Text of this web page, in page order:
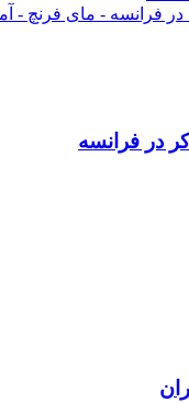
فرانسه - مای فرنچ -
در فرانسه